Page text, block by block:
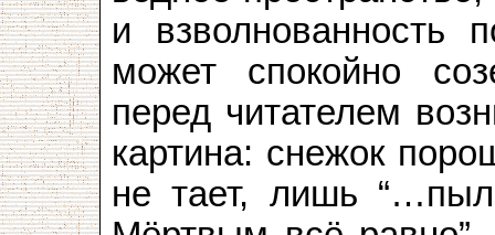
и взволнованность
может спокойно
перед читателем
картина: снежок
не тает, лишь